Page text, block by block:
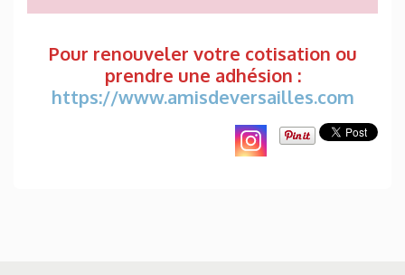
Pour renouveler votre cotisation ou
prendre une adhésion :
https://www.amisdeversailles.com